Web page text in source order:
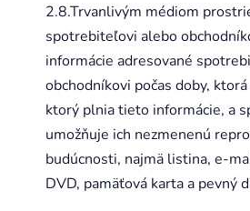
2.8.Trvanlivým médiom
spotrebiteľovi alebo
informácie adresované
obchodníkovi počas doby,
ktorý plnia tieto informácie, a
umožňuje ich nezmenenú
budúcnosti, najmä listina, e-
DVD, pamäťová karta a pevný